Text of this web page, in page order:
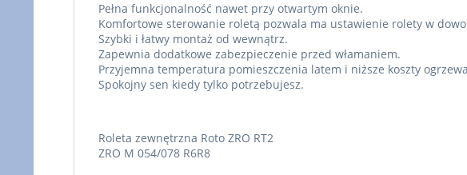
Pełna funkcjonalność nawet przy otwartym oknie.
Komfortowe sterowanie roletą pozwala ma ustawienie rolety w
Szybki i łatwy montaż od wewnątrz.
Zapewnia dodatkowe zabezpieczenie przed włamaniem.
Przyjemna temperatura pomieszczenia latem i niższe koszty
Spokojny sen kiedy tylko potrzebujesz.
Roleta zewnętrzna Roto ZRO RT2
ZRO M 054/078 R6R8